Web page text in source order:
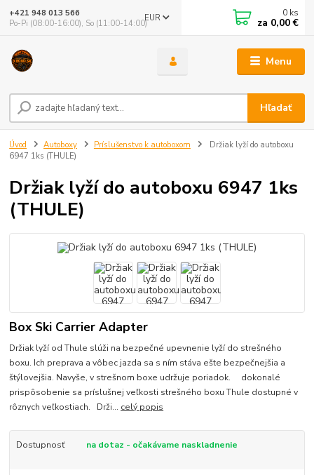
Menu
EUR
Hľadať
+421 948 013 566
Po-Pi (08:00-16:00), So (11:00-14:00)
0 ks
za 0,00 €
Úvod Autoboxy Príslušenstvo k autoboxom
Držiak lyží do autoboxu
6947 1ks (THULE)
Držiak lyží do autoboxu 6947 1ks
(THULE)
Box Ski Carrier Adapter
Držiak lyží od Thule slúži na bezpečné upevnenie lyží do strešného
boxu. Ich preprava a vôbec jazda sa s ním stáva ešte bezpečnejšia a
štýlovejšia. Navyše, v strešnom boxe udržuje poriadok. dokonalé
prispôsobenie sa príslušnej veľkosti strešného boxu Thule dostupné v
rôznych veľkostiach. Drži... celý popis
Dostupnosť na dotaz - očakávame naskladnenie